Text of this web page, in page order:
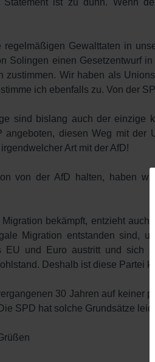
regelmäßigen Gewalttaten in
Solingen einen Gesetzentwurf
zustimmen. Wir haben als
ich ebenfalls zu. Von der
sind bislang auch der einzige
angeboten, diesen Weg mit der
Art mit der AfD!
von der AfD halten, haben
bekämpft, entzieht
Migration entstanden sind,
EU und Euro austritt und sich
Deshalb ist diese Partei
30 Jahren auf keiner
SPD hat solche Grundsätze